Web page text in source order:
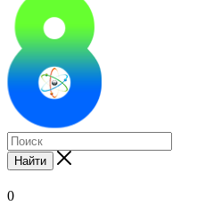
Найти
0